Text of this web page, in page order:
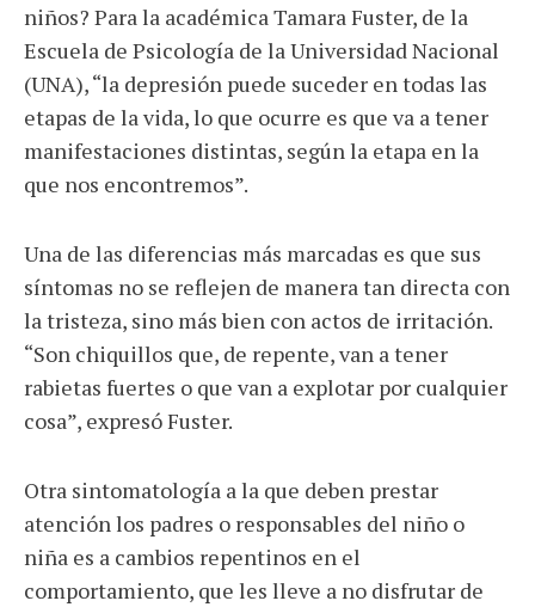
niños? Para la académica Tamara Fuster, de la
Escuela de Psicología de la Universidad Nacional
(UNA), “la depresión puede suceder en todas las
etapas de la vida, lo que ocurre es que va a tener
manifestaciones distintas, según la etapa en la
que nos encontremos”.
Una de las diferencias más marcadas es que sus
síntomas no se reflejen de manera tan directa con
la tristeza, sino más bien con actos de irritación.
“Son chiquillos que, de repente, van a tener
rabietas fuertes o que van a explotar por cualquier
cosa”, expresó Fuster.
Otra sintomatología a la que deben prestar
atención los padres o responsables del niño o
niña es a cambios repentinos en el
comportamiento, que les lleve a no disfrutar de